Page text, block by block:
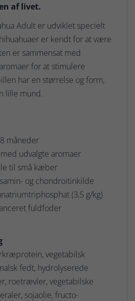
af livet.
Adult er udviklet specielt
er kendt for at være
er sammensat med
for at stimulere
har en størrelse og form,
lille mund.
måneder
udvalgte aromaer
til små kæber
og chondroitinkilde
(3,5 g/kg)
fuldfoder
vegetabilsk
fedt, hydrolyserede
roetrævler, vegetabilske
sojaolie, fructo-